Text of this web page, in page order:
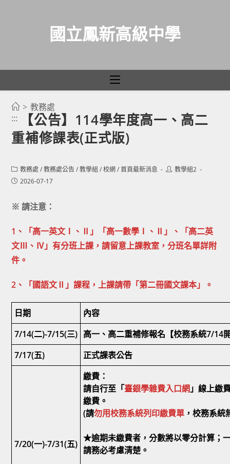
國立鳳新高級中學
> 教務處
:::
【公告】114學年度高一、高二
重補修課表(正式版)
Post
category:
教務處 / 教務處公告 / 教學組 / 校網 / 首頁最新消息
Post教學組2
Post2026-07-17
※ 請注意：
1、「高一英文Ⅰ、Ⅱ」「高一數學Ⅰ、Ⅱ」、「高二英
文Ⅲ、Ⅳ」有分班上課，請留意上課教室，分班名單詳附
件。
2、「國語文Ⅱ」課程，上課請帶「第二冊國文課本」。
日期
內容
7/14(二)-7/15(三) 高一、高二重補修報名【校務系統7/14
7/17(五)
正式課表公告
7/20(一)-7/31(五)
繳費：
請自行至「臺銀學雜費入口網」線上繳
繳費。
(請勿用校務系統列印繳費單 ，校務系統
★逾期未繳費者，分數將以零分計算；
請務必考慮清楚。